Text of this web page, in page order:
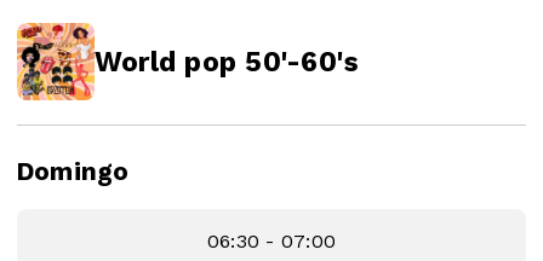
World pop 50'-60's
Domingo
06:30 - 07:00